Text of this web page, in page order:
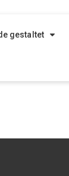
gestaltet